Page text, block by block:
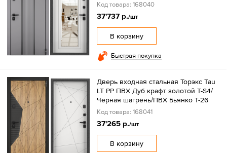
Код товара: 168040
37'737 р./шт
В корзину
Быстрая покупка
Дверь входная стальная Торэкс Tau
LT PP ПВХ Дуб крафт золотой T-S4/
Черная шагрень/ПВХ Бьянко T-26
Код товара: 168041
37'265 р./шт
В корзину